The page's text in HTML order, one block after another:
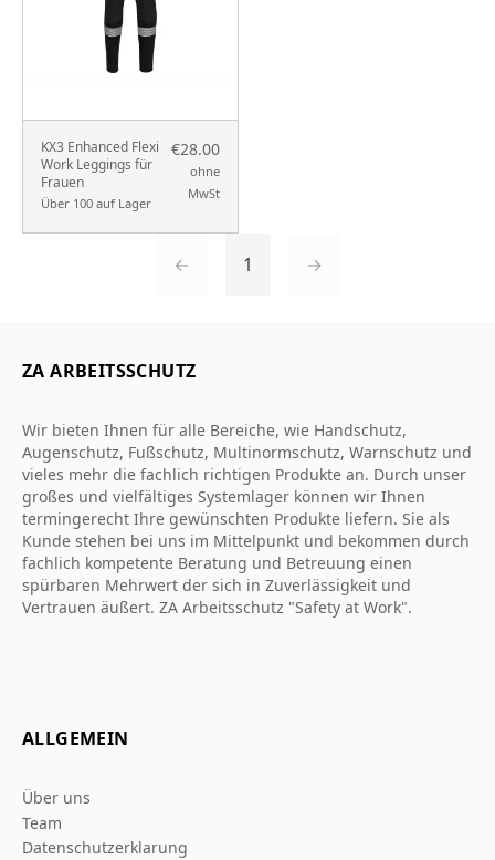
KX3 Enhanced Flexi
Work Leggings für
Frauen
Über 100 auf Lager
€28.00
ohne
MwSt
← 1 →
ZA ARBEITSSCHUTZ
Wir bieten Ihnen für alle Bereiche, wie Handschutz,
Augenschutz, Fußschutz, Multinormschutz, Warnschutz und
vieles mehr die fachlich richtigen Produkte an. Durch unser
großes und vielfältiges Systemlager können wir Ihnen
termingerecht Ihre gewünschten Produkte liefern. Sie als
Kunde stehen bei uns im Mittelpunkt und bekommen durch
fachlich kompetente Beratung und Betreuung einen
spürbaren Mehrwert der sich in Zuverlässigkeit und
Vertrauen äußert. ZA Arbeitsschutz "Safety at Work".
ALLGEMEIN
Über uns
Team
Datenschutzerklarung